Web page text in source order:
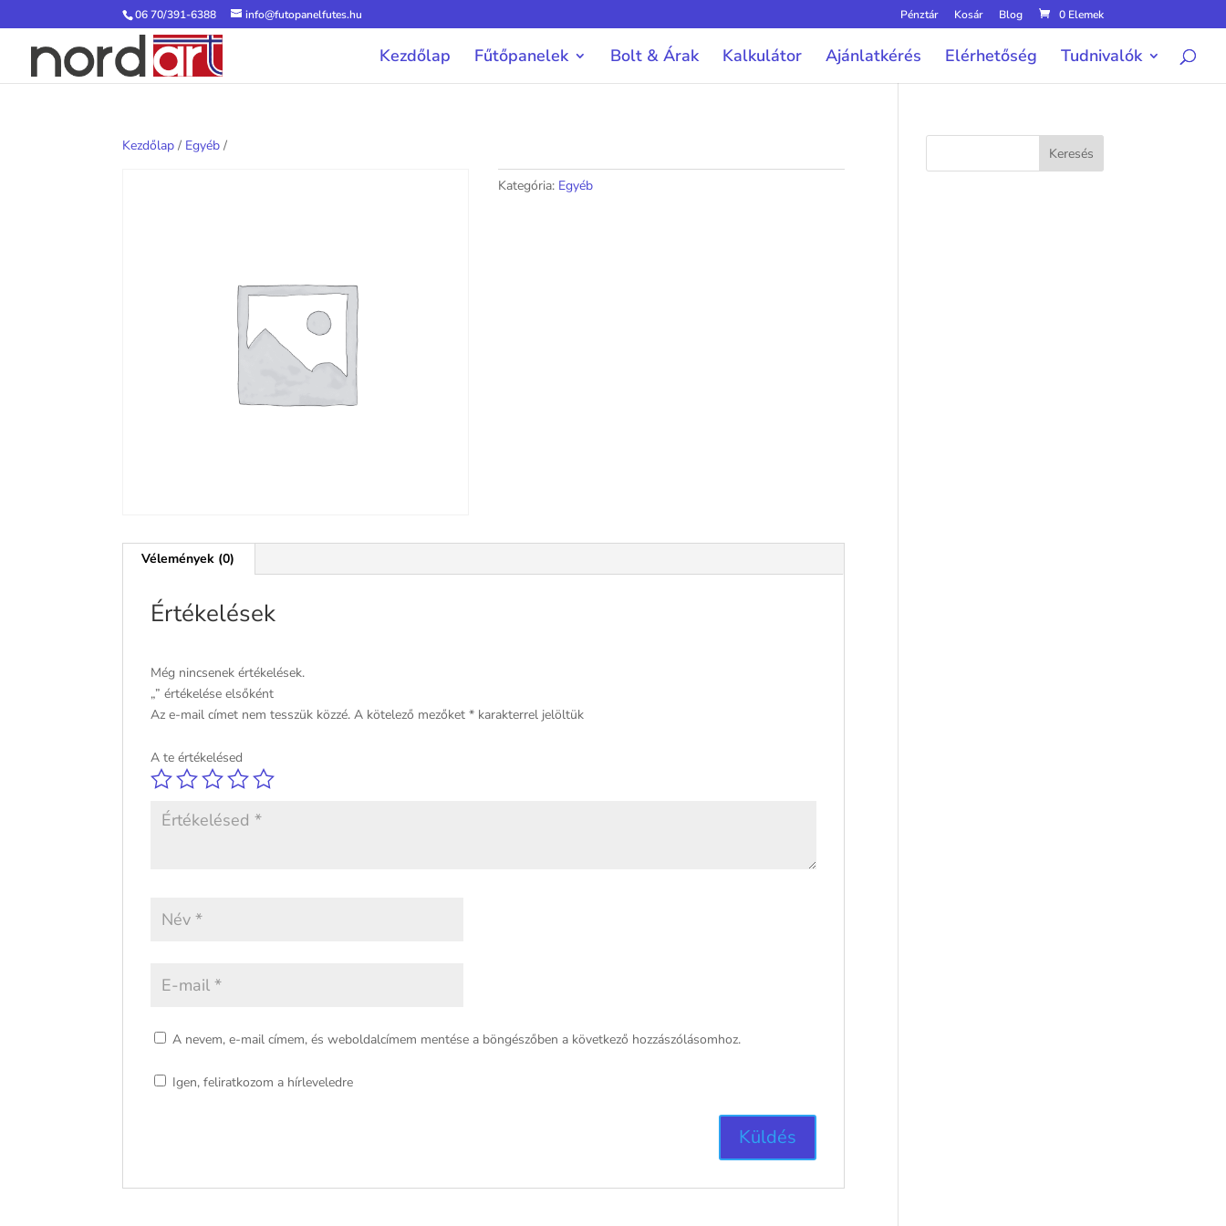
06 70/391-6388 info@futopanelfutes.hu Pénztár Kosár Blog 0 Elemek
Kezdőlap Fűtőpanelek Bolt & Árak Kalkulátor Ajánlatkérés Elérhetőség Tudnivalók
Kezdőlap / Egyéb /
Kategória: Egyéb
Vélemények (0)
Értékelések
Még nincsenek értékelések.
„” értékelése elsőként
Az e-mail címet nem tesszük közzé. A kötelező mezőket* karakterrel jelöltük
A te értékelésed
A nevem, e-mail címem, és weboldalcímem mentése a böngészőben a következő hozzászólásomhoz.
Igen, feliratkozom a hírleveledre